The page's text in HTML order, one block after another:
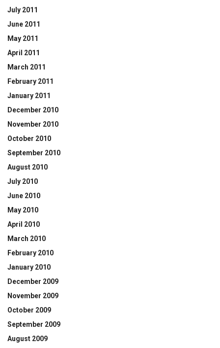
July 2011
June 2011
May 2011
April 2011
March 2011
February 2011
January 2011
December 2010
November 2010
October 2010
September 2010
August 2010
July 2010
June 2010
May 2010
April 2010
March 2010
February 2010
January 2010
December 2009
November 2009
October 2009
September 2009
August 2009